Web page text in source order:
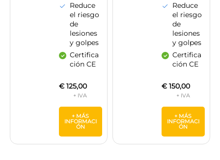
Reduce
el riesgo
de
lesiones
y golpes
Certifica
ción CE
€125,00
+ MÁS
INFORMACI
ÓN
Reduce
el riesgo
de
lesiones
y golpes
Certifica
ción CE
€150,00
+ MÁS
INFORMACI
ÓN